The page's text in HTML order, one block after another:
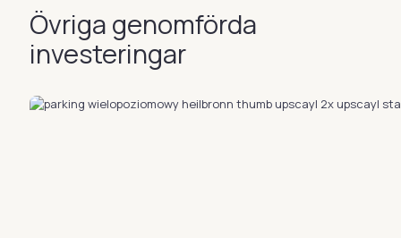
Övriga genomförda
investeringar